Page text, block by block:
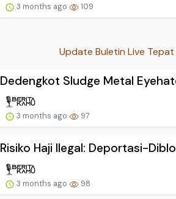
3 months ago 109
Update Buletin Live
Dedengkot Sludge Metal
3 months ago 97
Risiko Haji Ilegal: Deportasi-
3 months ago 98